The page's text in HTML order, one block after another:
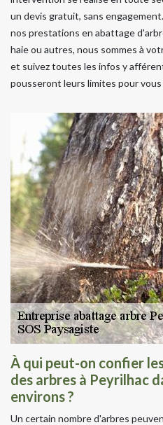
un devis gratuit, sans
nos prestations en abattage
haie ou autres, nous sommes à
et suivez toutes les infos y
pousseront leurs limites pour vous
À qui peut-on confier
des arbres à Peyrilhac
environs ?
Un certain nombre d'arbres